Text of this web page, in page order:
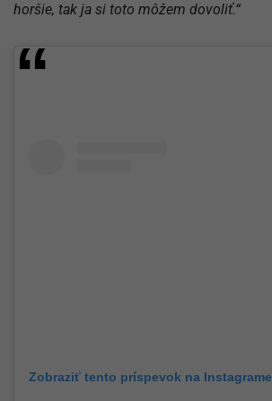
horšie, tak ja si toto môžem dovoliť.“
Zobraziť tento príspevok na Instagrame